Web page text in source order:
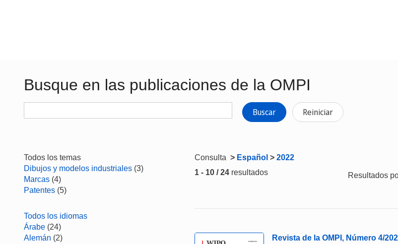
Busque en las publicaciones de la OMPI
Buscar Reiniciar
Todos los temas
Dibujos y modelos industriales (3)
Marcas (4)
Patentes (5)
Todos los idiomas
Árabe (24)
Alemán (2)
Consulta > Español > 2022
1 - 10 / 24 resultados Resultados
Revista de la OMPI, Número 4/